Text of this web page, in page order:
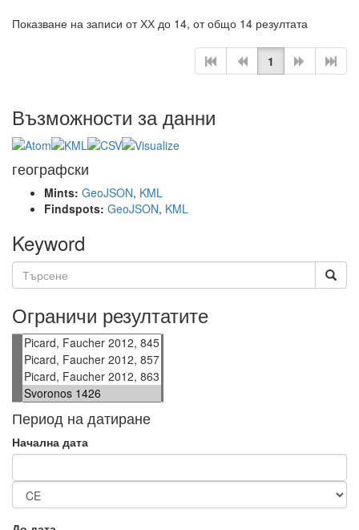
Показване на записи от ХХ до 14, от общо 14 резултата
1
Възможности за данни
географски
Mints: GeoJSON, KML
Findspots: GeoJSON, KML
Keyword
Ограничи резултатите
Период на датиране
Начална дата